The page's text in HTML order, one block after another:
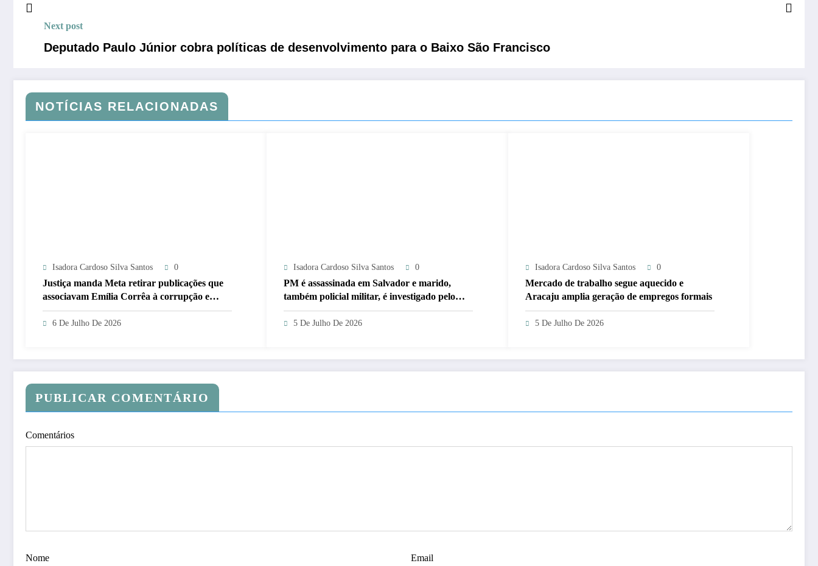
Next post
Deputado Paulo Júnior cobra políticas de desenvolvimento para o Baixo São Francisco
NOTÍCIAS RELACIONADAS
Isadora Cardoso Silva Santos 0
Justiça manda Meta retirar publicações que
associavam Emília Corrêa à corrupção e
identificar responsáveis
6 De Julho De 2026
Isadora Cardoso Silva Santos 0
PM é assassinada em Salvador e marido,
também policial militar, é investigado pelo
crime
5 De Julho De 2026
Isadora Cardoso Silva Santos 0
Mercado de trabalho segue aquecido e
Aracaju amplia geração de empregos formais
5 De Julho De 2026
PUBLICAR COMENTÁRIO
Comentários
Nome Email